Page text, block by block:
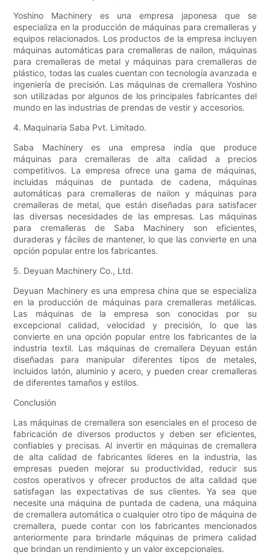
Yoshino Machinery es una empresa japonesa que se
especializa en la producción de máquinas para cremalleras y
equipos relacionados. Los productos de la empresa incluyen
máquinas automáticas para cremalleras de nailon, máquinas
para cremalleras de metal y máquinas para cremalleras de
plástico, todas las cuales cuentan con tecnología avanzada e
ingeniería de precisión. Las máquinas de cremallera Yoshino
son utilizadas por algunos de los principales fabricantes del
mundo en las industrias de prendas de vestir y accesorios.
4. Maquinaria Saba Pvt. Limitado.
Saba Machinery es una empresa india que produce
máquinas para cremalleras de alta calidad a precios
competitivos. La empresa ofrece una gama de máquinas,
incluidas máquinas de puntada de cadena, máquinas
automáticas para cremalleras de nailon y máquinas para
cremalleras de metal, que están diseñadas para satisfacer
las diversas necesidades de las empresas. Las máquinas
para cremalleras de Saba Machinery son eficientes,
duraderas y fáciles de mantener, lo que las convierte en una
opción popular entre los fabricantes.
5. Deyuan Machinery Co., Ltd.
Deyuan Machinery es una empresa china que se especializa
en la producción de máquinas para cremalleras metálicas.
Las máquinas de la empresa son conocidas por su
excepcional calidad, velocidad y precisión, lo que las
convierte en una opción popular entre los fabricantes de la
industria textil. Las máquinas de cremallera Deyuan están
diseñadas para manipular diferentes tipos de metales,
incluidos latón, aluminio y acero, y pueden crear cremalleras
de diferentes tamaños y estilos.
Conclusión
Las máquinas de cremallera son esenciales en el proceso de
fabricación de diversos productos y deben ser eficientes,
confiables y precisas. Al invertir en máquinas de cremallera
de alta calidad de fabricantes líderes en la industria, las
empresas pueden mejorar su productividad, reducir sus
costos operativos y ofrecer productos de alta calidad que
satisfagan las expectativas de sus clientes. Ya sea que
necesite una máquina de puntada de cadena, una máquina
de cremallera automática o cualquier otro tipo de máquina de
cremallera, puede contar con los fabricantes mencionados
anteriormente para brindarle máquinas de primera calidad
que brindan un rendimiento y un valor excepcionales.